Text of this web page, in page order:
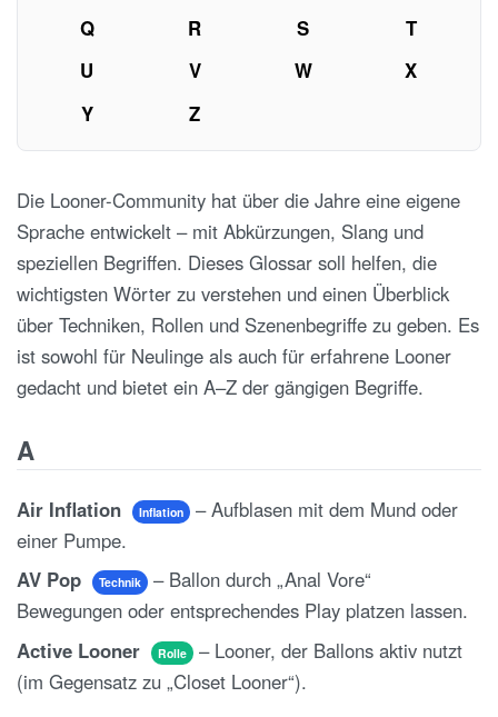
Q
R S
T
U
V W
X
Y
Z
Die Looner-Community hat über die Jahre eine eigene
Sprache entwickelt – mit Abkürzungen, Slang und
speziellen Begriffen. Dieses Glossar soll helfen, die
wichtigsten Wörter zu verstehen und einen Überblick
über Techniken, Rollen und Szenenbegriffe zu geben. Es
ist sowohl für Neulinge als auch für erfahrene Looner
gedacht und bietet ein A–Z der gängigen Begriffe.
A
Air Inflation Inflation – Aufblasen mit dem Mund oder
einer Pumpe.
AV Pop
Technik – Ballon durch „Anal Vore“
Bewegungen oder entsprechendes Play platzen lassen.
Active Looner
Rolle – Looner, der Ballons aktiv nutzt
(im Gegensatz zu „Closet Looner“).